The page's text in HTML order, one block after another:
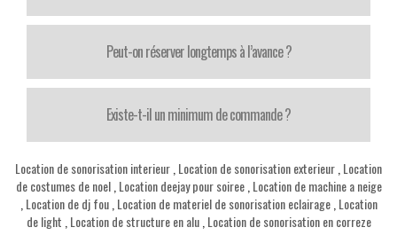
Peut-on réserver longtemps à l’avance ?
Existe-t-il un minimum de commande ?
Location de sonorisation interieur Location de sonorisation exterieur Location
de costumes de noel, Location deejay pour soiree, Location de machine a neige
Location de dj fou, Location de materiel de sonorisation eclairage, Location
de light Location de structure en alu, Location de sonorisation en correze